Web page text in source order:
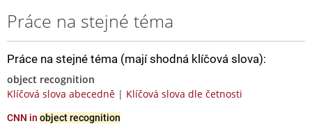
Práce na stejné téma
Práce na stejné téma (mají shodná klíčová slova):
object recognition
Klíčová slova abecedně | Klíčová slova dle četnosti
CNN in object recognition